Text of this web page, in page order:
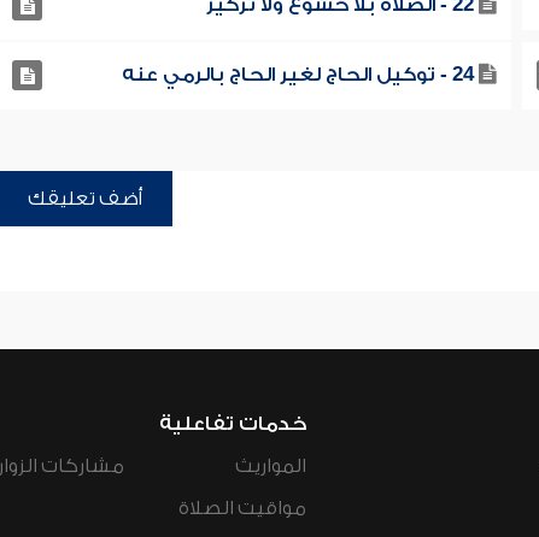
22 - الصلاة بلا خشوع ولا تركيز
24 - توكيل الحاج لغير الحاج بالرمي عنه
أضف تعليقك
خدمات تفاعلية
المواريث
مواقيت الصلاة
مشاركات الزوار